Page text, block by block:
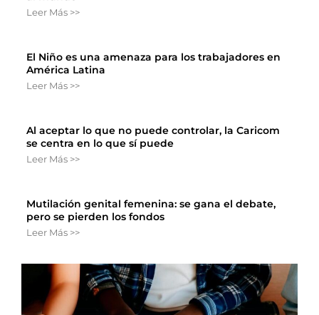
Leer Más >>
El Niño es una amenaza para los trabajadores en
América Latina
Leer Más >>
Al aceptar lo que no puede controlar, la Caricom
se centra en lo que sí puede
Leer Más >>
Mutilación genital femenina: se gana el debate,
pero se pierden los fondos
Leer Más >>